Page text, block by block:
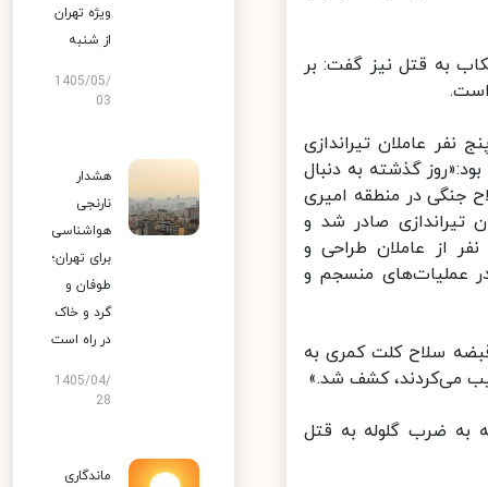
به قتل نیز گفت: بر
عاملان تیراندازی
گذشته به دنبال
جنگی در منطقه امیری
صادر شد و
از عاملان طراحی و
در عملیات‌های منسجم و
سلاح کلت کمری به
می‌کردند، کشف شد.»
به ضرب گلوله به قتل
ویژه تهران
از شنبه
1405/05/
03
هشدار
نارنجی
هواشناسی
برای تهران؛
طوفان و
گرد و خاک
در راه است
1405/04/
28
ماندگاری